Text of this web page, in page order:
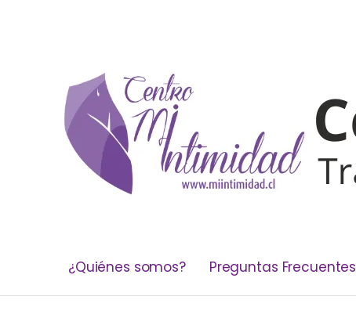
¿Quiénes somos? Preguntas Frecuentes